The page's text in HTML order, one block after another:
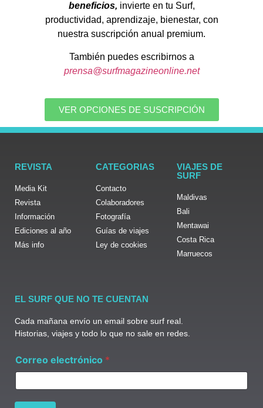
beneficios, invierte en tu Surf,
productividad, aprendizaje, bienestar, con
nuestra suscripción anual premium.
También puedes escribirnos a
prensa@surfmagazineonline.net
VER OPCIONES DE SUSCRIPCIÓN
REVISTA
Media Kit
Revista
Información
Ediciones al año
Más info
CATEGORIAS
Contacto
Colaboradores
Fotografía
Guías de viajes
Ley de cookies
VIAJES DE
SURF
Maldivas
Bali
Mentawai
Costa Rica
Marruecos
EL SURF QUE NO TE CUENTAN
Cada mañana envío un email sobre surf real.
Historias, viajes y todo lo que no sale en redes.
o
r
Correo electrónico *